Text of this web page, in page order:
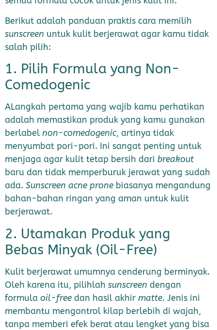
Berikut adalah panduan praktis cara memilih
sunscreen untuk kulit berjerawat agar kamu tidak
salah pilih:
1. Pilih Formula yang Non-
Comedogenic
ALangkah pertama yang wajib kamu perhatikan
adalah memastikan produk yang kamu gunakan
berlabel non-comedogenic, artinya tidak
menyumbat pori-pori. Ini sangat penting untuk
menjaga agar kulit tetap bersih dari breakout
baru dan tidak memperburuk jerawat yang sudah
ada. Sunscreen acne prone biasanya mengandung
bahan-bahan ringan yang aman untuk kulit
berjerawat.
2. Utamakan Produk yang
Bebas Minyak (Oil-Free)
Kulit berjerawat umumnya cenderung berminyak.
Oleh karena itu, pilihlah sunscreen dengan
formula oil-free dan hasil akhir matte. Jenis ini
membantu mengontrol kilap berlebih di wajah,
tanpa memberi efek berat atau lengket yang bisa